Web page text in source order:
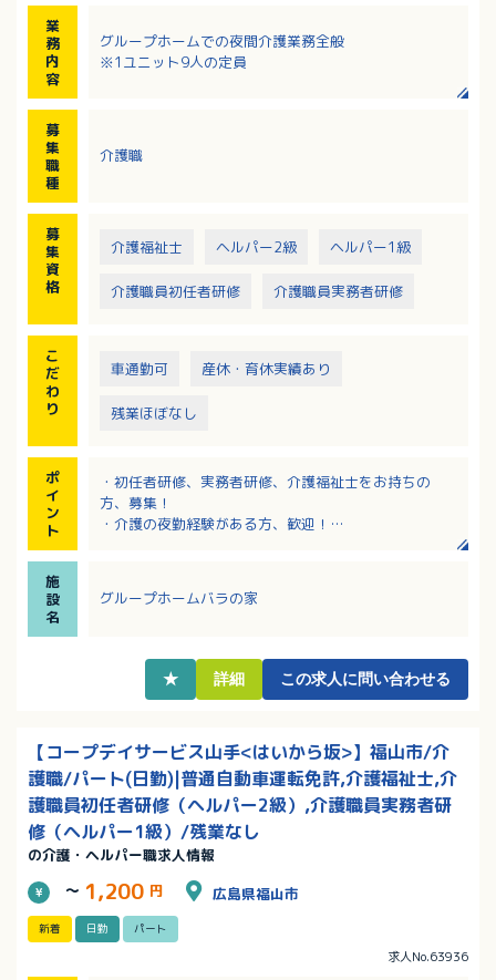
業
務
内
容
グループホームでの夜間介護業務全般
※1ユニット9人の定員
募
集
職
種
介護職
募
集
資
格
介護福祉士 ヘルパー2級 ヘルパー1級
介護職員初任者研修 介護職員実務者研修
こ
だ
わ
り
車通勤可 産休・育休実績あり
残業ほぼなし
ポ
イ
ン
ト
・初任者研修、実務者研修、介護福祉士をお持ちの
方、募集！
・介護の夜勤経験がある方、歓迎！
・幅広い世代の方が活躍中！育児・介護に理解のある
職場です！
施
設
名
グループホームバラの家
★ 詳細 この求人に問い合わせる
【コープデイサービス山手<はいから坂>】福山市/介
護職/パート(日勤)|普通自動車運転免許,介護福祉士,介
護職員初任者研修（ヘルパー2級）,介護職員実務者研
修（ヘルパー1級）/残業なし
の介護・ヘルパー職求人情報
～ 1,200 円 広島県福山市
新着 日勤 パート
求人No.63936